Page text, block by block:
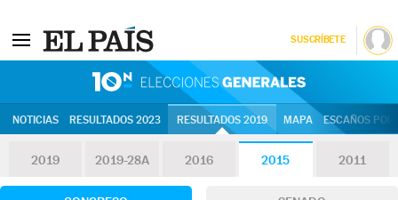
SUSCRÍBETE
NOTICIAS RESULTADOS 2023 RESULTADOS 2019 MAPA ESCAÑOS
2019 2019-28A 2016 2015 2011